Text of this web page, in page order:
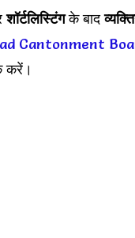
शॉर्टलिस्टिंगके बाद
Cantonment